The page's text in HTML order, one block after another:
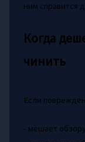
ним справится
Когда
чинить
Если
- мешает обзору